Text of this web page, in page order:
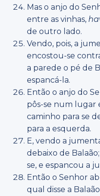
Mas o anjo do
entre as vinhas,
de outro lado.
Vendo, pois, a
encostou-se
a parede o pé de
espancá-la.
Então o anjo do
pôs-se num lugar
caminho para se
para a esquerda.
E, vendo a
debaixo de
se, e espancou a
Então o Senhor
qual disse a